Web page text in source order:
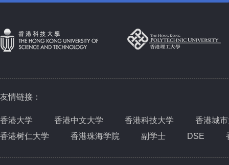
友情链接：
香港大学 香港中文大学 香港科技大学
香港城
香港树仁大学
香港珠海学院 副学士 DSE